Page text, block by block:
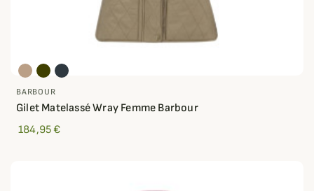
BARBOUR
Gilet Matelassé Wray Femme Barbour
184,95 €